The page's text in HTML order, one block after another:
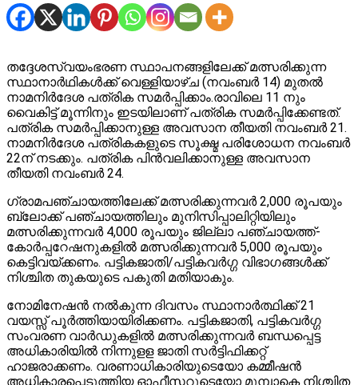
തദ്ദേശസ്വയംഭരണ സ്ഥാപനങ്ങളിലേക്ക് മത്സരിക്കുന്ന
സ്ഥാനാര്‍ഥികള്‍ക്ക് വെള്ളിയാഴ്ച (നവംബര്‍ 14) മുതല്‍
നാമനിര്‍ദേശ പത്രിക സമര്‍പ്പിക്കാം.രാവിലെ 11 നും
വൈകിട്ട് മൂന്നിനും ഇടയിലാണ് പത്രിക സമര്‍പ്പിക്കേണ്ടത്.
പത്രിക സമര്‍പ്പിക്കാനുള്ള അവസാന തീയതി നവംബര്‍ 21.
നാമനിര്‍ദേശ പത്രികകളുടെ സൂക്ഷ്മ പരിശോധന നവംബര്‍
22ന് നടക്കും. പത്രിക പിന്‍വലിക്കാനുള്ള അവസാന
തീയതി നവംബര്‍ 24.
ഗ്രാമപഞ്ചായത്തിലേക്ക് മത്സരിക്കുന്നവര്‍ 2,000 രൂപയും
ബ്ലോക്ക് പഞ്ചായത്തിലും മുനിസിപ്പാലിറ്റിയിലും
മത്സരിക്കുന്നവര്‍ 4,000 രൂപയും ജില്ലാ പഞ്ചായത്ത്-
കോര്‍പ്പറേഷനുകളില്‍ മത്സരിക്കുന്നവര്‍ 5,000 രൂപയും
കെട്ടിവയ്ക്കണം. പട്ടികജാതി/പട്ടികവര്‍ഗ്ഗ വിഭാഗങ്ങള്‍ക്ക്
നിശ്ചിത തുകയുടെ പകുതി മതിയാകും.
നോമിനേഷന്‍ നല്‍കുന്ന ദിവസം സ്ഥാനാര്‍ത്ഥിക്ക് 21
വയസ്സ് പൂര്‍ത്തിയായിരിക്കണം. പട്ടികജാതി, പട്ടികവര്‍ഗ്ഗ
സംവരണ വാര്‍ഡുകളില്‍ മത്സരിക്കുന്നവര്‍ ബന്ധപ്പെട്ട
അധികാരിയില്‍ നിന്നുളള ജാതി സര്‍ട്ടിഫിക്കറ്റ്
ഹാജരാക്കണം. വരണാധികാരിയുടെയോ കമ്മീഷന്‍
അധികാരപ്പെടുത്തിയ ഓഫീസറുടെയോ മുമ്പാകെ നിശ്ചിത